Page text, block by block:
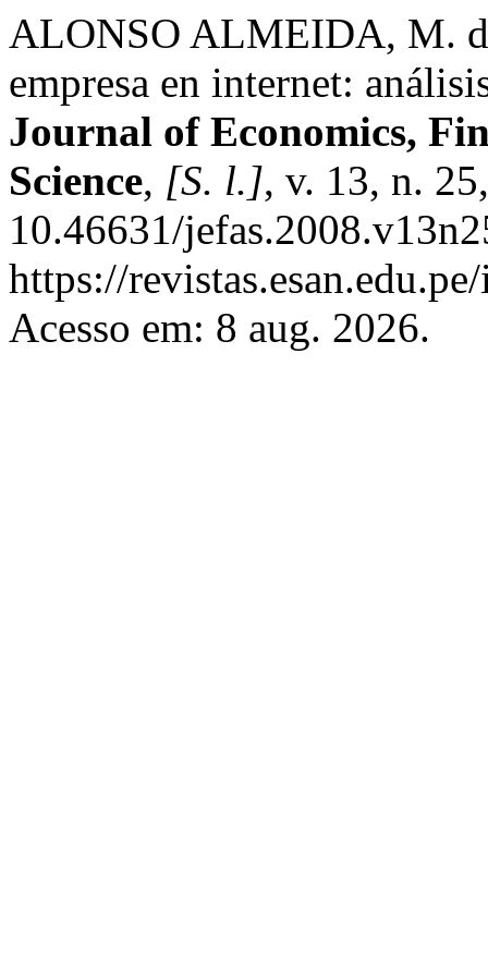
ALONSO ALMEIDA, M.
empresa en internet:
Journal of Economics,
Science, [S. l.], v. 13, n.
10.46631/
https://
Acesso em: 8 aug. 2026.